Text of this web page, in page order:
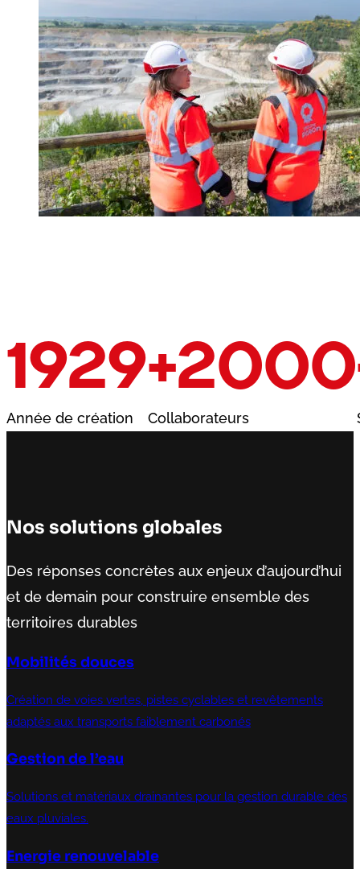
1929
Année de création
+2000
Collaborateurs
Nos solutions globales
Des réponses concrètes aux enjeux d’aujourd’hui
et de demain pour construire ensemble des
territoires durables
Mobilités douces
Création de voies vertes, pistes cyclables et revêtements
adaptés aux transports faiblement carbonés
Gestion de l’eau
Solutions et matériaux drainantes pour la gestion durable des
eaux pluviales.
Energie renouvelable